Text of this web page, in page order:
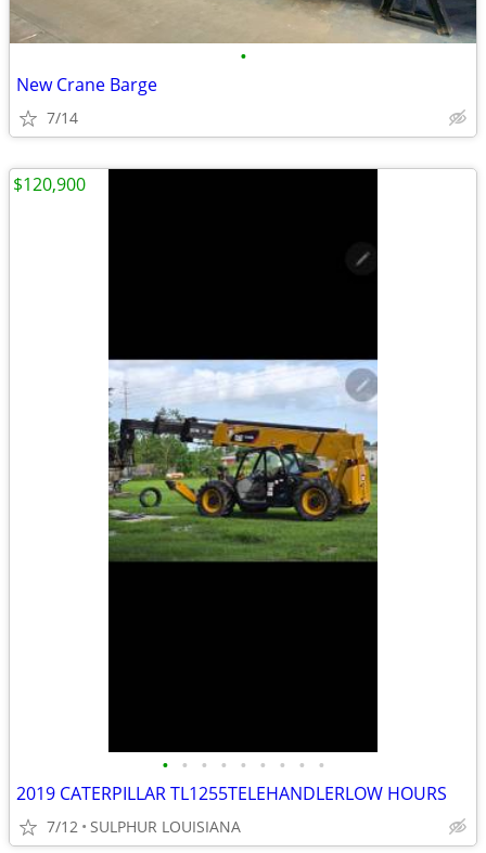
•
New Crane Barge
7/14
• • • • • • • • •
2019 CATERPILLAR TL1255TELEHANDLERLOW HOURS
7/12 SULPHUR LOUISIANA
$120,900